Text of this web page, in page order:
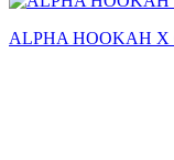
ALPHA HOOKAH